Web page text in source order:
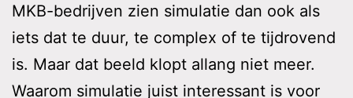
MKB-bedrijven zien simulatie dan ook als
iets dat te duur, te complex of te tijdrovend
is. Maar dat beeld klopt allang niet meer.
Waarom simulatie juist interessant is voor